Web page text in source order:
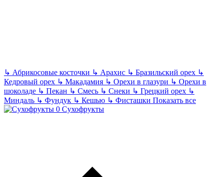
↳ Абрикосовые косточки ↳ Арахис ↳ Бразильский орех ↳
Кедровый орех ↳ Макадамия ↳ Орехи в глазури ↳ Орехи в
шоколаде ↳ Пекан ↳ Смесь ↳ Снеки ↳ Грецкий орех ↳
Миндаль ↳ Фундук ↳ Кешью ↳ Фисташки Показать все
Сухофрукты